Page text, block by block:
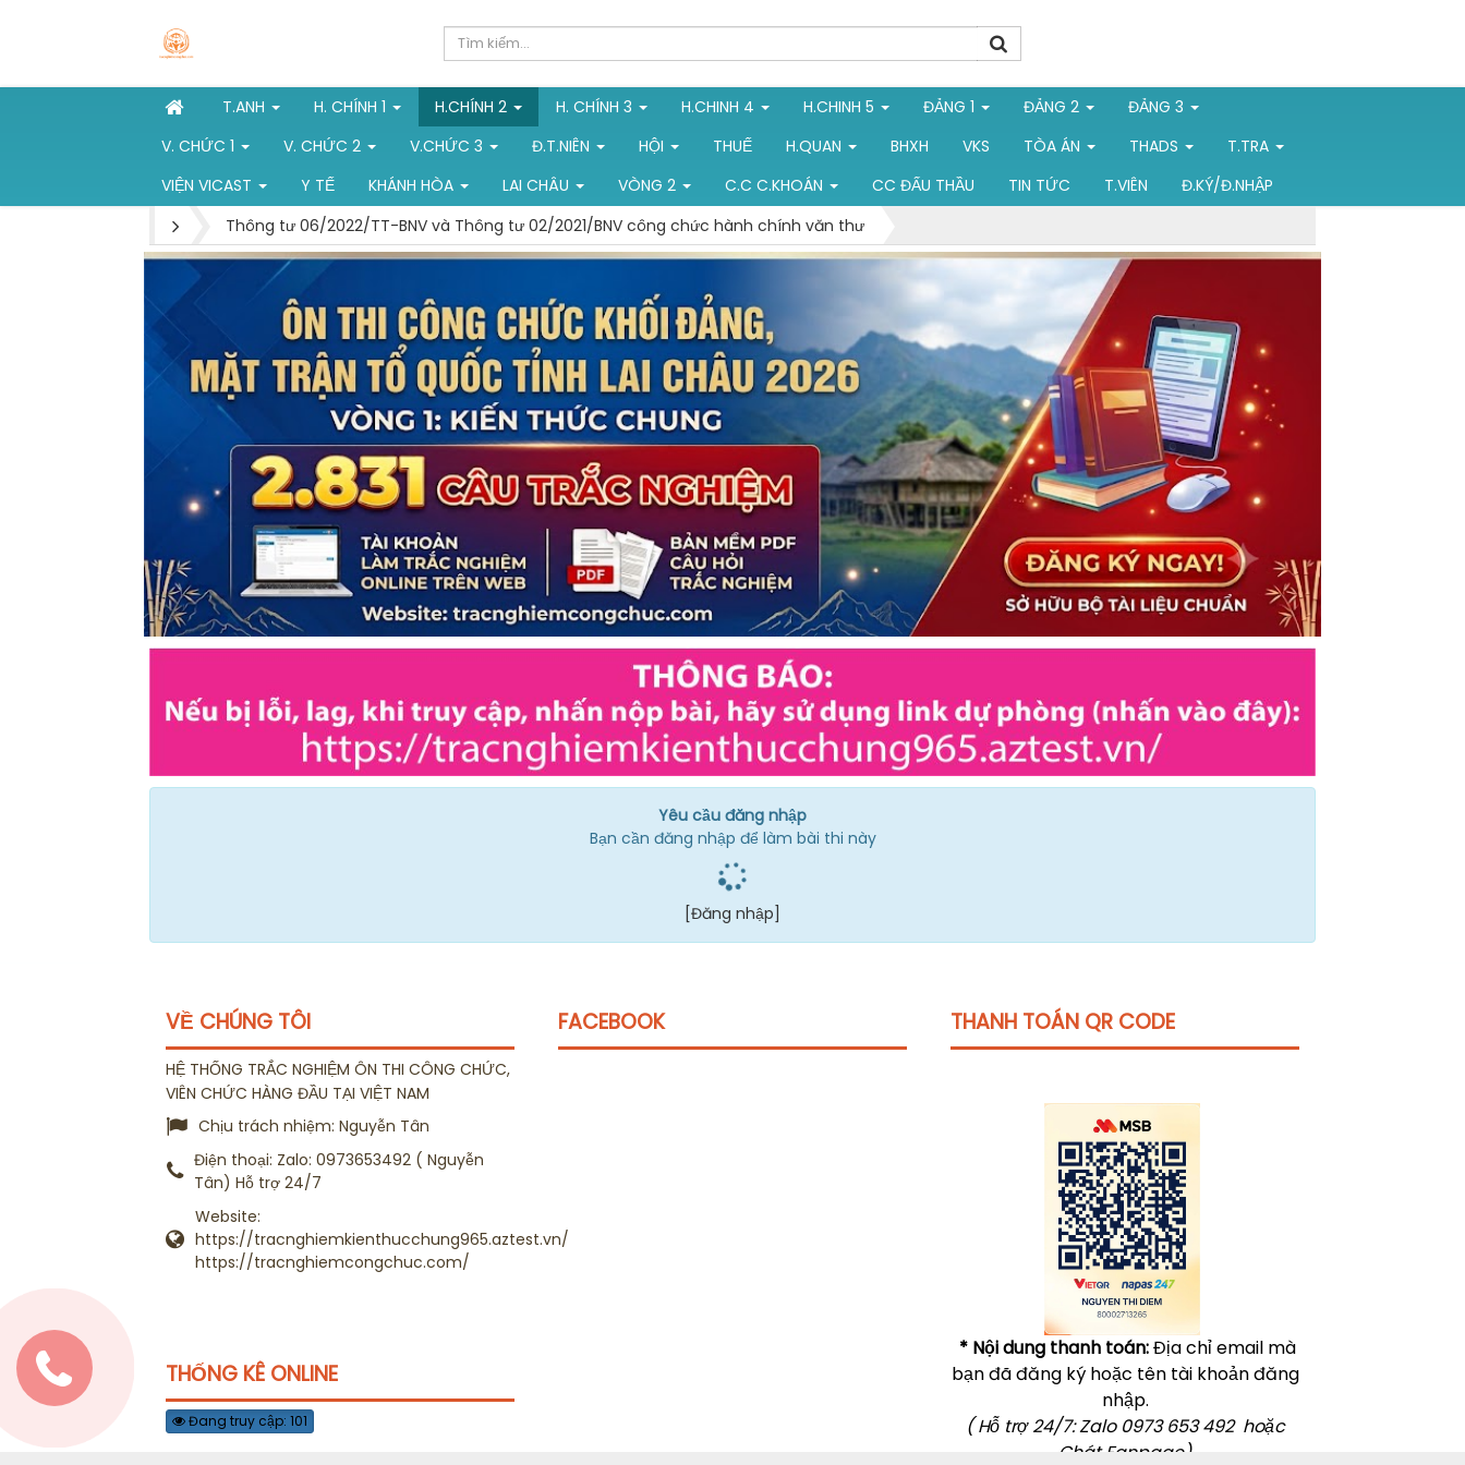
T.ANH H. CHÍNH 1 H.CHÍNH 2 H. CHÍNH 3 H.CHINH 4 H.CHINH 5 ĐẢNG 1 ĐẢNG 2
ĐẢNG 3
V. CHỨC 1
V. CHỨC 2 V.CHỨC 3 Đ.T.NIÊN HỘI THUẾ H.QUAN BHXH VKS TÒA ÁN THADS
T.TRA
VIỆN VICAST
Y TẾ KHÁNH HÒA LAI CHÂU VÒNG 2 C.C C.KHOÁN CC ĐẤU THẦU TIN TỨC T.VIÊN
Đ.KÝ/Đ.NHẬP
Thông tư 06/2022/TT-BNV và Thông tư 02/2021/BNV công chức hành chính văn thư
Yêu cầu đăng nhập
Bạn cần đăng nhập để làm bài thi này
[Đăng nhập]
VỀ CHÚNG TÔI
HỆ THỐNG TRẮC NGHIỆM ÔN THI CÔNG CHỨC,
VIÊN CHỨC HÀNG ĐẦU TẠI VIỆT NAM
Chịu trách nhiệm: Nguyễn Tân
Điện thoại: Zalo: 0973653492 ( Nguyễn
Tân) Hỗ trợ 24/7
Website:
https://tracnghiemkienthucchung965.aztest.vn/
https://tracnghiemcongchuc.com/
THỐNG KÊ ONLINE
Đang truy cập: 101
FACEBOOK THANH TOÁN QR CODE
* Nội dung thanh toán:Địa chỉ email mà
bạn đã đăng ký hoặc tên tài khoản đăng
nhập.
( Hỗ trợ 24/7: Zalo 0973 653 492 hoặc
Chát Fanpage)